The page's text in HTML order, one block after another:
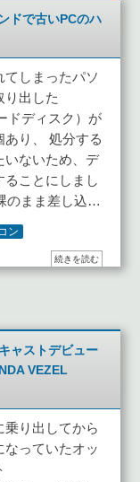
ドで古いPCのハ
てしまったパソ
り出した
ドディスク）が
あり、 処分する
いないため、デ
ることにしまし
のまま差し込…
ン
続きを読む
ャストデビュー
VEZEL
乗り出してから
なっていたオッ